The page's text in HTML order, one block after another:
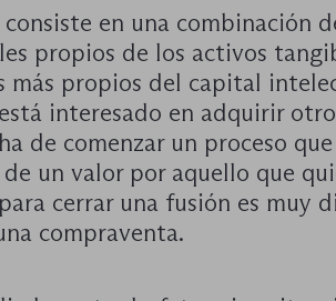
en una combinación
propios de los activos
más propios del capital
interesado en adquirir
de comenzar un proceso
un valor por aquello que
cerrar una fusión es muy
compraventa.